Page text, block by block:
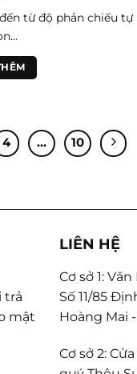
từ độ phản chiếu
4 … 10
trả
mật
LIÊN HỆ
Cơ sở 1:
Số 11/85
Hoàng Mai
Cơ sở 2: